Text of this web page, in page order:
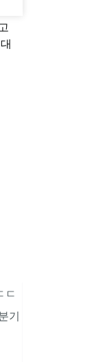
ㄷ
기